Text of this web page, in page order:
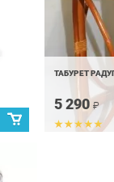
ТАБУРЕТ
5 290 ₽